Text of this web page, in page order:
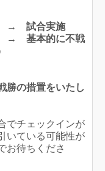
→ 試合実施
→ 基本的に不戦
勝の措置をいたし
でチェックインが
いている可能性が
お待ちくださ